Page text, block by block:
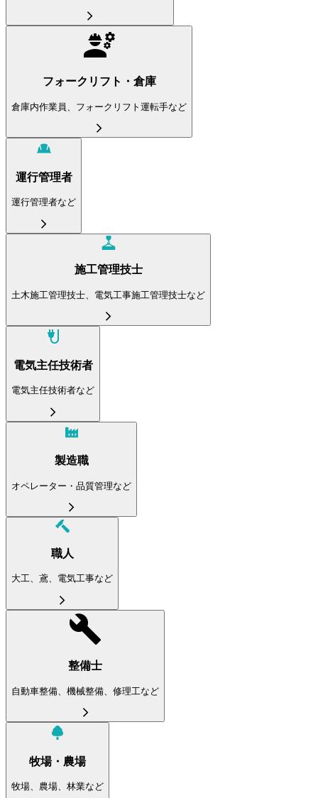
フォークリフト・倉庫
倉庫内作業員、フォークリフト運転手など
運行管理者
運行管理者など
施工管理技士
土木施工管理技士、電気工事施工管理技士など
電気主任技術者
電気主任技術者など
製造職
オペレーター・品質管理など
職人
大工、鳶、電気工事など
整備士
自動車整備、機械整備、修理工など
牧場・農場
牧場、農場、林業など